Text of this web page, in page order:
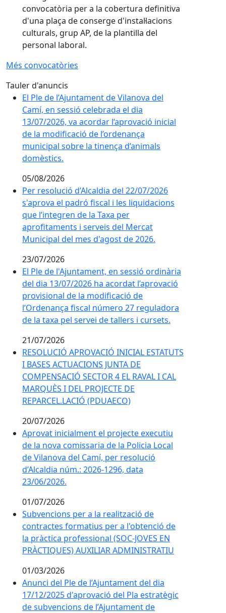
convocatòria per a la cobertura definitiva
d'una plaça de conserge d'instal·lacions
culturals, grup AP, de la plantilla del
personal laboral.
Més convocatòries
Tauler d'anuncis
El Ple de l’Ajuntament de Vilanova del
Camí, en sessió celebrada el dia
13/07/2026, va acordar l’aprovació inicial
de la modificació de l’ordenança
municipal sobre la tinença d’animals
domèstics.
05/08/2026
Per resolució d’Alcaldia del 22/07/2026
s'aprova el padró fiscal i les liquidacions
que l’integren de la Taxa per
aprofitaments i serveis del Mercat
Municipal del mes d'agost de 2026.
23/07/2026
El Ple de l'Ajuntament, en sessió ordinària
del dia 13/07/2026 ha acordat l’aprovació
provisional de la modificació de
l’Ordenança fiscal número 27 reguladora
de la taxa pel servei de tallers i cursets.
21/07/2026
RESOLUCIÓ APROVACIÓ INICIAL ESTATUTS
I BASES ACTUACIONS JUNTA DE
COMPENSACIÓ SECTOR 4 EL RAVAL I CAL
MARQUÈS I DEL PROJECTE DE
REPARCEL.LACIÓ (PDUAECO)
20/07/2026
Aprovat inicialment el projecte executiu
de la nova comissaria de la Policia Local
de Vilanova del Camí, per resolució
d’Alcaldia núm.: 2026-1296, data
23/06/2026.
01/07/2026
Subvencions per a la realització de
contractes formatius per a l'obtenció de
la pràctica professional (SOC-JOVES EN
PRÀCTIQUES) AUXILIAR ADMINISTRATIU
01/03/2026
Anunci del Ple de l’Ajuntament del dia
17/12/2025 d'aprovació del Pla estratègic
de subvencions de l’Ajuntament de